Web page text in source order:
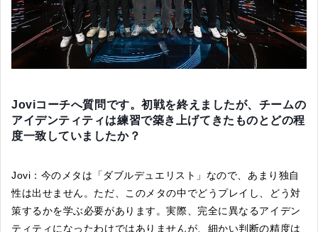
Joviコーチへ質問です。初戦を終えましたが、チームの
アイデンティティは練習で築き上げてきたものとどの程
度一致していましたか？
Jovi：今のメタは「ダブルデュエリスト」なので、あまり独自
性は出せません。ただ、このメタの中でどうプレイし、どう対
策するかを学ぶ必要があります。実際、完全に異なるアイデン
ティティになったわけではありませんが、細かい判断の精度は